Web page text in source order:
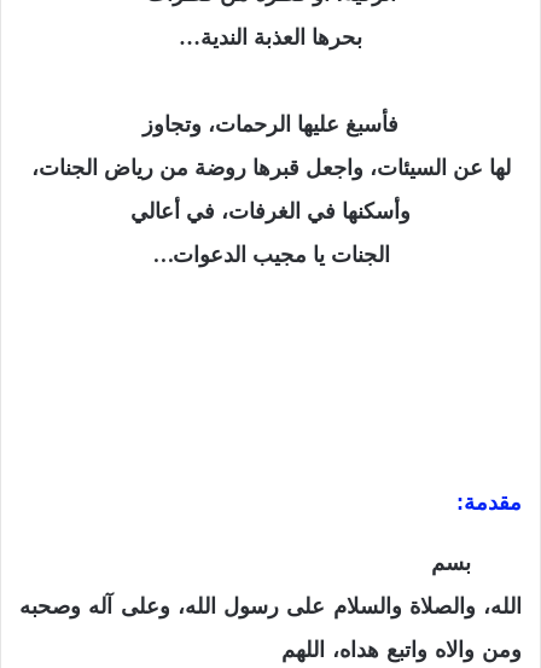
بحرها العذبة الندية…
فأسبغ عليها الرحمات، وتجاوز
لها عن السيئات، واجعل قبرها روضة من رياض الجنات،
وأسكنها في الغرفات، في أعالي
الجنات يا مجيب الدعوات…
مقدمة:
بسم
الله، والصلاة والسلام على رسول الله، وعلى آله وصحبه
ومن والاه واتبع هداه، اللهم